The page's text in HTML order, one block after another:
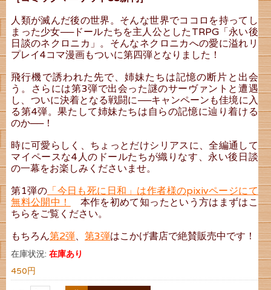
人類が滅んだ後の世界。そんな世界でココロを持ってし
まった少女──ドールたちを主人公としたTRPG「永い後
日談のネクロニカ」。そんなネクロニカへの愛に溢れリ
プレイ4コマ漫画もついに第四弾となりました！
飛行機で誘われた先で、姉妹たちは記憶の断片と出会
う。さらには第3弾で出会った謎のサーヴァントと遭遇
し、ついに決着となる戦闘に──キャンペーンも佳境に入
る第4弾。果たして姉妹たちは自らの記憶に辿り着ける
のか──！
時に可愛らしく、ちょっとだけシリアスに、全編通して
マイペースな4人のドールたちが織りなす、永い後日談
の一幕をお楽しみくださいませ。
第1弾の 「今日も死に日和」は作者様のpixivページにて
無料公開中！
本作を初めて知ったという方はまずはこ
ちらをご覧ください。
もちろん第2弾、第3弾はこかげ書店で絶賛販売中です！
在庫状況:在庫あり
450円